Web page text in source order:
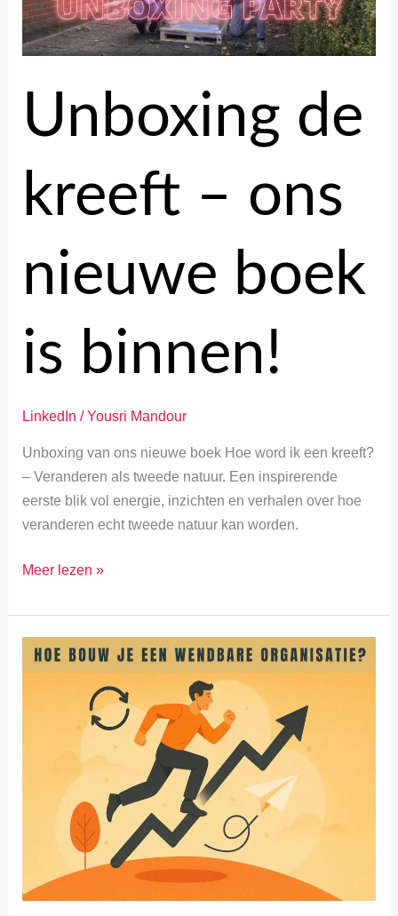
Unboxing de
kreeft – ons
nieuwe boek
is binnen!
LinkedIn /Yousri Mandour
Unboxing van ons nieuwe boek Hoe word ik een kreeft?
– Veranderen als tweede natuur. Een inspirerende
eerste blik vol energie, inzichten en verhalen over hoe
veranderen echt tweede natuur kan worden.
ons
nieuwe
boek
Meer lezen »
Hoe
bouw